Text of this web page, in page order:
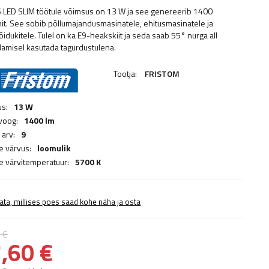
LED SLIM töötule võimsus on 13 W ja see genereerib 1400
See sobib põllumajandusmasinatele, ehitusmasinatele ja
Tulel on ka E9-heakskiit ja seda saab 55° nurga all
kasutada tagurdustulena.
Tootja: FRISTOM
13 W
1400 lm
9
värvus: loomulik
värvitemperatuur: 5700 K
millises poes saad kohe näha ja osta
€
€